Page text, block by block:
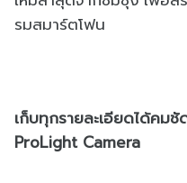
รมสมาร์ตโฟน
เก็บทุกรายละเอียดได้คม
ProLight Camera